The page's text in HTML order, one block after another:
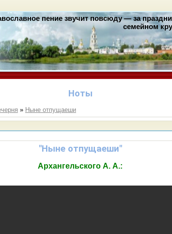
пение звучит повсюду — за
семейном
Ноты
» Ныне отпущаеши
"Ныне отпущаеши"
Архангельского А. А.: